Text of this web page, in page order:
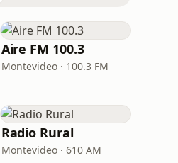
Aire FM 100.3
Montevideo · 100.3 FM
Radio Rural
Montevideo · 610 AM